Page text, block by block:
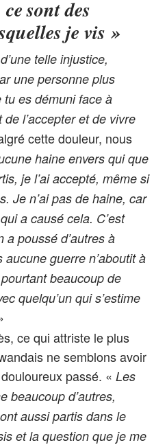
sont des
je vis »
telle injustice,
une personne plus
es démuni face à
de l’accepter et de vivre
cette douleur, nous
haine envers qui que
je l’ai accepté, même si
Je n’ai pas de haine, car
a causé cela. C’est
a poussé d’autres à
guerre n’aboutit à
beaucoup de
quelqu’un qui s’estime
ce qui attriste le plus
ne semblons avoir
passé. « Les
beaucoup d’autres,
aussi partis dans le
et la question que je me